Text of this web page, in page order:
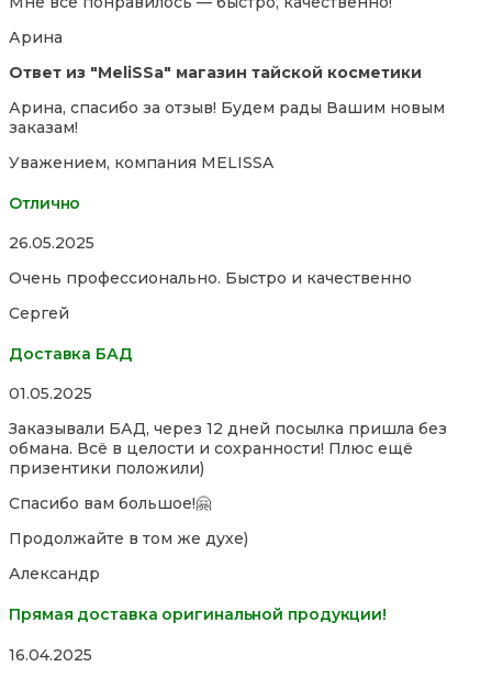
out
5
Арина
Ответ из "MeliSSa" магазин тайской косметики
Арина, спасибо за отзыв! Будем рады Вашим новым
заказам!
Уважением, компания MELISSA
Отлично
Rated
out
5
26.05.2025
Очень профессионально. Быстро и качественно
Сергей
Доставка БАД
Rated
out
of
5
01.05.2025
Заказывали БАД, через 12 дней посылка пришла без
обмана. Всё в целости и сохранности! Плюс ещё
призентики положили)
Спасибо вам большое!🤗
Продолжайте в том же духе)
Александр
Прямая доставка оригинальной продукции!
Rated
16.04.2025